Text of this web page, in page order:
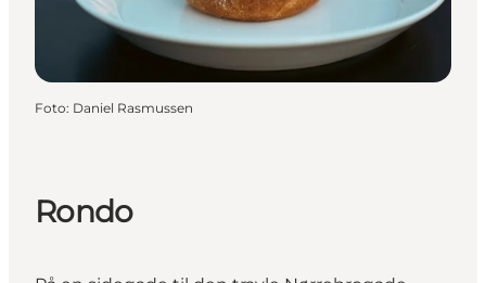
Foto: Daniel Rasmussen
Rondo